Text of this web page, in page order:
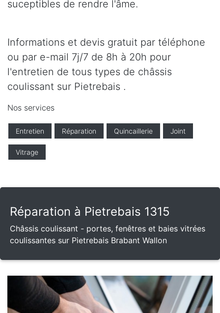
suceptibles de rendre l'âme.
Informations et devis gratuit par téléphone
ou par e-mail 7j/7 de 8h à 20h pour
l'entretien de tous types de châssis
coulissant sur Pietrebais .
Nos services
Entretien Réparation Quincaillerie Joint
Vitrage
Réparation à Pietrebais 1315
Châssis coulissant - portes, fenêtres et baies vitrées
coulissantes sur Pietrebais Brabant Wallon